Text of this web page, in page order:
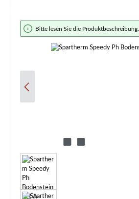
Bildergalerie überspringen
Bitte lesen Sie die Produktbeschreibung.